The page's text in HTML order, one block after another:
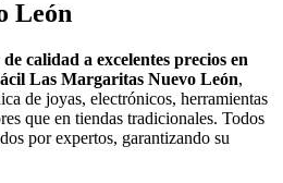
León
calidad a excelentes precios en
Las Margaritas Nuevo León,
de joyas, electrónicos, herramientas
que en tiendas tradicionales. Todos
por expertos, garantizando su